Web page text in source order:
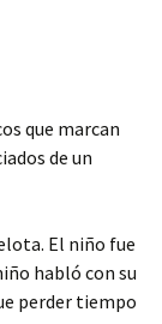
que marcan
de un
El niño fue
habló con su
perder tiempo